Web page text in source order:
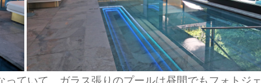
ていて、ガラス張りのプールは昼間でもフォトジェ